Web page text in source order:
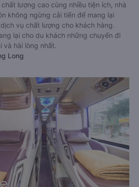
lượng cao cùng nhiều tiện ích, nhà
không ngừng cải tiến để mang lại
vụ chất lượng cho khách hàng.
lại cho du khách những chuyến đi
và hài lòng nhất.
Long